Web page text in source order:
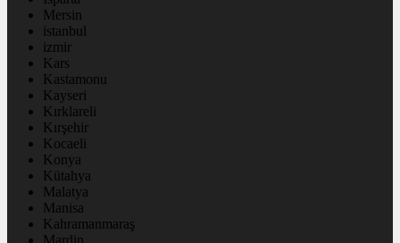
Mersin
istanbul
izmir
Kars
Kastamonu
Kayseri
Kırklareli
Kırşehir
Kocaeli
Konya
Kütahya
Malatya
Manisa
Kahramanmaraş
Mardin